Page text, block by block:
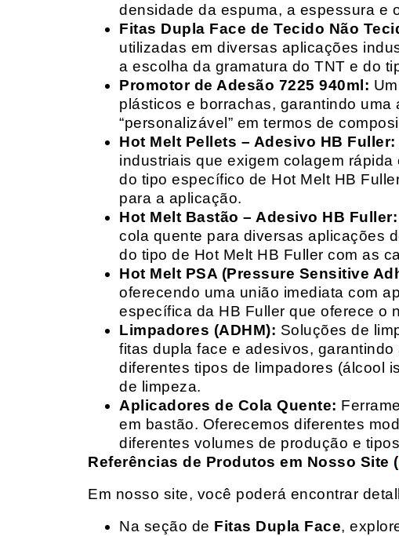
densidade da espuma, a espessura e
Fitas Dupla Face de Tecido Não
utilizadas em diversas aplicações
a escolha da gramatura do TNT e do
Promotor de Adesão 7225 940ml:
plásticos e borrachas, garantindo
“personalizável” em termos de
Hot Melt Pellets – Adesivo HB Fuller:
industriais que exigem colagem
do tipo específico de Hot Melt HB
para a aplicação.
Hot Melt Bastão – Adesivo HB Fuller:
cola quente para diversas aplicações
do tipo de Hot Melt HB Fuller com as
Hot Melt PSA (Pressure Sensitive
oferecendo uma união imediata com
específica da HB Fuller que oferece o
Limpadores (ADHM): Soluções de
fitas dupla face e adesivos,
diferentes tipos de limpadores (álcool
de limpeza.
Aplicadores de Cola Quente:
em bastão. Oferecemos diferentes
diferentes volumes de produção e
Referências de Produtos em Nosso Site (
Em nosso site, você poderá encontrar
Na seção de Fitas Dupla Face,